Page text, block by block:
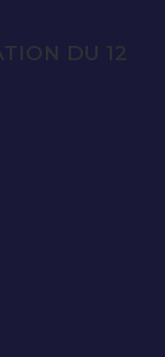
DU 12